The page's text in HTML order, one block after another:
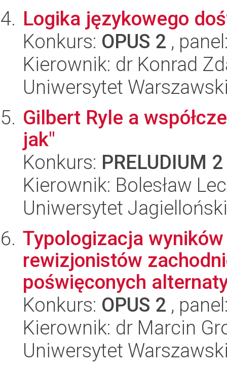
Logika językowego
Konkurs: OPUS 2 ,
Kierownik: dr Konrad
Uniwersytet
Gilbert Ryle a
jak"
Konkurs: PRELUDIUM 2
Kierownik: Bolesław
Uniwersytet
Typologizacja
rewizjonistów
poświęconych
Konkurs: OPUS 2 ,
Kierownik: dr Marcin
Uniwersytet